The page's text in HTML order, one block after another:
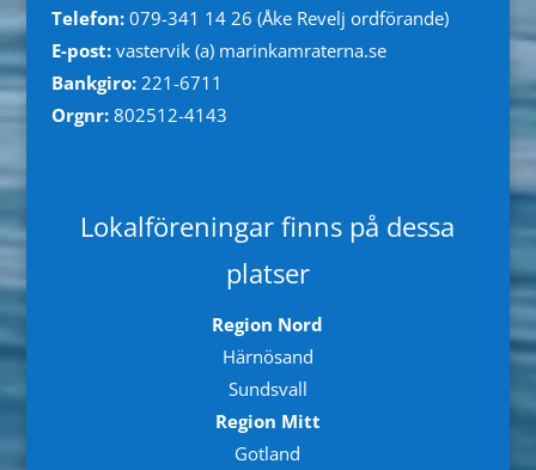
Telefon: 079-341 14 26 (Åke Revelj ordförande)
E-post:vastervik (a) marinkamraterna.se
Bankgiro:221-6711
Orgnr: 802512-4143
Lokalföreningar finns på dessa
platser
Region Nord
Härnösand
Sundsvall
Region Mitt
Gotland